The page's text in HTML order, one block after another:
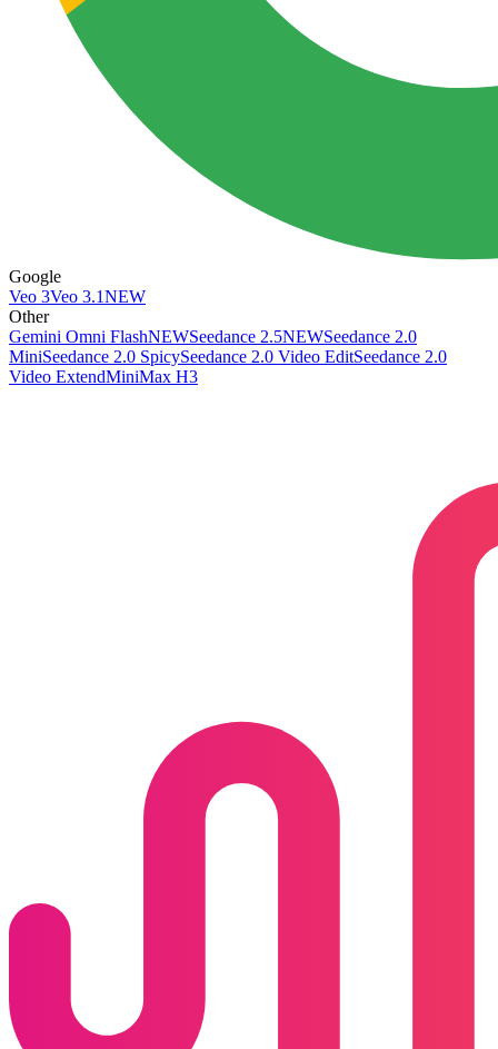
Google
Veo 3Veo 3.1NEW
Other
Gemini Omni FlashNEWSeedance 2.5NEWSeedance 2.0
MiniSeedance 2.0 SpicySeedance 2.0 Video EditSeedance 2.0
Video ExtendMiniMax H3